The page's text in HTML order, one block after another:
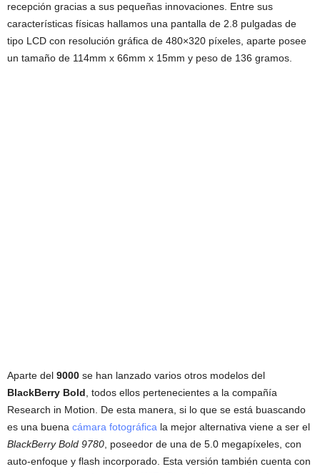
recepción gracias a sus pequeñas innovaciones. Entre sus
características físicas hallamos una pantalla de 2.8 pulgadas de
tipo LCD con resolución gráfica de 480×320 píxeles, aparte posee
un tamaño de 114mm x 66mm x 15mm y peso de 136 gramos.
Aparte del 9000 se han lanzado varios otros modelos del
BlackBerry Bold , todos ellos pertenecientes a la compañía
Research in Motion. De esta manera, si lo que se está buascando
es una buena cámara fotográfica la mejor alternativa viene a ser el
BlackBerry Bold 9780 , poseedor de una de 5.0 megapíxeles, con
auto-enfoque y flash incorporado. Esta versión también cuenta con